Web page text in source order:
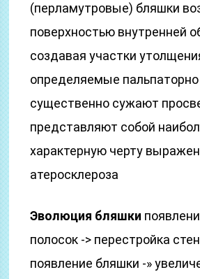
(перламутровые) бляшки
поверхностью внутренней
создавая участки
определяемые
существенно сужают
представляют собой
характерную черту
атеросклероза
Эволюция бляшки
полосок -> перестройка
появление бляшки -»